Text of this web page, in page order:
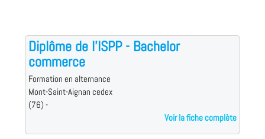
Diplôme de l'ISPP - Bachelor
commerce
Formation en alternance
Mont-Saint-Aignan cedex
(76) -
Voir la fiche complète